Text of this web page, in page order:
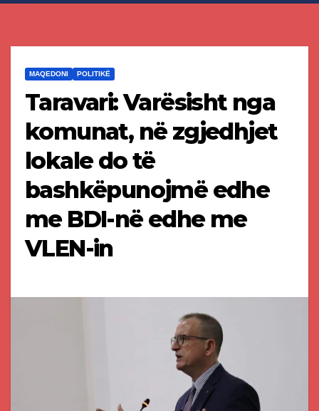
MAQEDONI POLITIKË
Taravari: Varësisht nga
komunat, në zgjedhjet
lokale do të
bashkëpunojmë edhe
me BDI-në edhe me
VLEN-in